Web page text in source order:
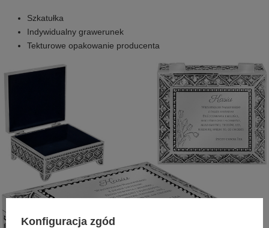
Szkatułka
Indywidualny grawerunek
Tekturowe opakowanie producenta
Konfiguracja zgód